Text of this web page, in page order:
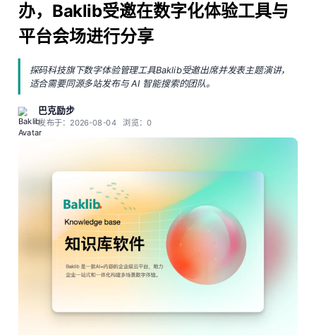
办，Baklib受邀在数字化体验工具与
平台会场进行分享
探码科技旗下数字体验管理工具Baklib受邀出席并发表主题演讲，
适合需要同源多站发布与 AI 智能搜索的团队。
巴克励步
发布于：2026-08-04浏览：0